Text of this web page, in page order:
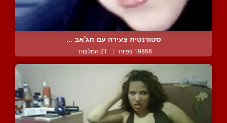
סטודנטית צעירה עם חג'אב ...
19868 צפיות | 21 המלצות